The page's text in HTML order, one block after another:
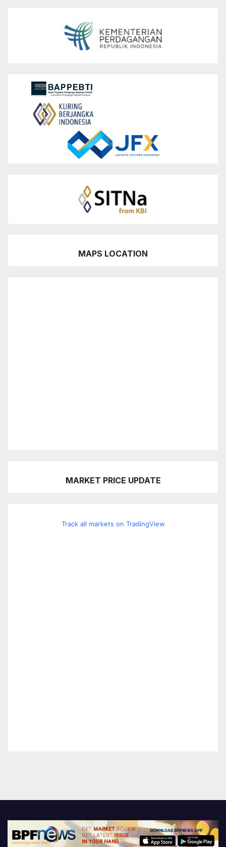
MAPS LOCATION
MARKET PRICE UPDATE
Track all markets on TradingView